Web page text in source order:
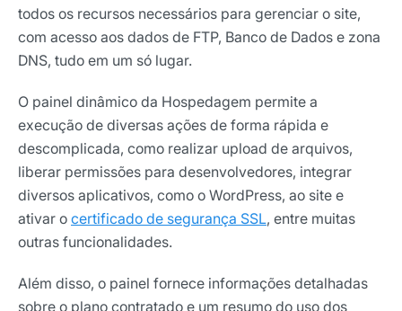
todos os recursos necessários para gerenciar o site,
com acesso aos dados de FTP, Banco de Dados e zona
DNS, tudo em um só lugar.
O painel dinâmico da Hospedagem permite a
execução de diversas ações de forma rápida e
descomplicada, como realizar upload de arquivos,
liberar permissões para desenvolvedores, integrar
diversos aplicativos, como o WordPress, ao site e
ativar o certificado de segurança SSL, entre muitas
outras funcionalidades.
Além disso, o painel fornece informações detalhadas
sobre o plano contratado e um resumo do uso dos